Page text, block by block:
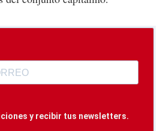
y recibir tus newsletters.